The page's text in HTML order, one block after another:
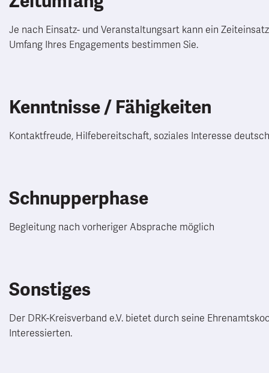
Je nach Einsatz- und Veranstaltungsart kann ein
Umfang Ihres Engagements bestimmen Sie.
Kenntnisse / Fähigkeiten
Kontaktfreude, Hilfebereitschaft, soziales Interesse
Schnupperphase
Begleitung nach vorheriger Absprache möglich
Sonstiges
Der DRK-Kreisverband e.V. bietet durch seine
Interessierten.